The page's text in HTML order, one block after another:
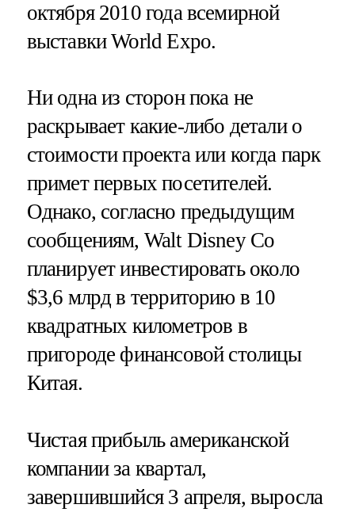
октября 2010 года всемирной
выставки World Expo.
Ни одна из сторон пока не
раскрывает какие-либо детали о
стоимости проекта или когда парк
примет первых посетителей.
Однако, согласно предыдущим
сообщениям, Walt Disney Co
планирует инвестировать около
$3,6 млрд в территорию в 10
квадратных километров в
пригороде финансовой столицы
Китая.
Чистая прибыль американской
компании за квартал,
завершившийся 3 апреля, выросла